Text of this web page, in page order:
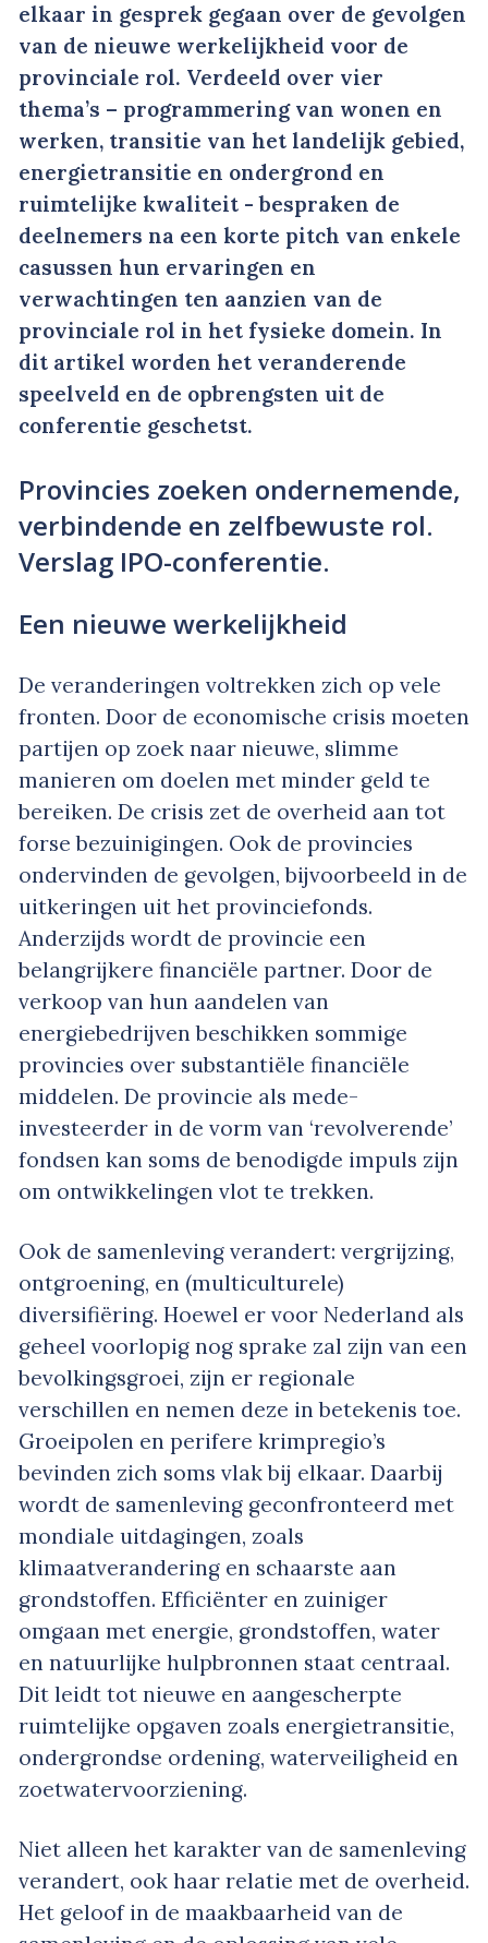
elkaar in gesprek gegaan over de gevolgen
van de nieuwe werkelijkheid voor de
provinciale rol. Verdeeld over vier
thema’s – programmering van wonen en
werken, transitie van het landelijk gebied,
energietransitie en ondergrond en
ruimtelijke kwaliteit - bespraken de
deelnemers na een korte pitch van enkele
casussen hun ervaringen en
verwachtingen ten aanzien van de
provinciale rol in het fysieke domein. In
dit artikel worden het veranderende
speelveld en de opbrengsten uit de
conferentie geschetst.
Provincies zoeken ondernemende,
verbindende en zelfbewuste rol.
Verslag IPO-conferentie.
Een nieuwe werkelijkheid
De veranderingen voltrekken zich op vele
fronten. Door de economische crisis moeten
partijen op zoek naar nieuwe, slimme
manieren om doelen met minder geld te
bereiken. De crisis zet de overheid aan tot
forse bezuinigingen. Ook de provincies
ondervinden de gevolgen, bijvoorbeeld in de
uitkeringen uit het provinciefonds.
Anderzijds wordt de provincie een
belangrijkere financiële partner. Door de
verkoop van hun aandelen van
energiebedrijven beschikken sommige
provincies over substantiële financiële
middelen. De provincie als mede-
investeerder in de vorm van ‘revolverende’
fondsen kan soms de benodigde impuls zijn
om ontwikkelingen vlot te trekken.
Ook de samenleving verandert: vergrijzing,
ontgroening, en (multiculturele)
diversifiëring. Hoewel er voor Nederland als
geheel voorlopig nog sprake zal zijn van een
bevolkingsgroei, zijn er regionale
verschillen en nemen deze in betekenis toe.
Groeipolen en perifere krimpregio’s
bevinden zich soms vlak bij elkaar. Daarbij
wordt de samenleving geconfronteerd met
mondiale uitdagingen, zoals
klimaatverandering en schaarste aan
grondstoffen. Efficiënter en zuiniger
omgaan met energie, grondstoffen, water
en natuurlijke hulpbronnen staat centraal.
Dit leidt tot nieuwe en aangescherpte
ruimtelijke opgaven zoals energietransitie,
ondergrondse ordening, waterveiligheid en
zoetwatervoorziening.
Niet alleen het karakter van de samenleving
verandert, ook haar relatie met de overheid.
Het geloof in de maakbaarheid van de